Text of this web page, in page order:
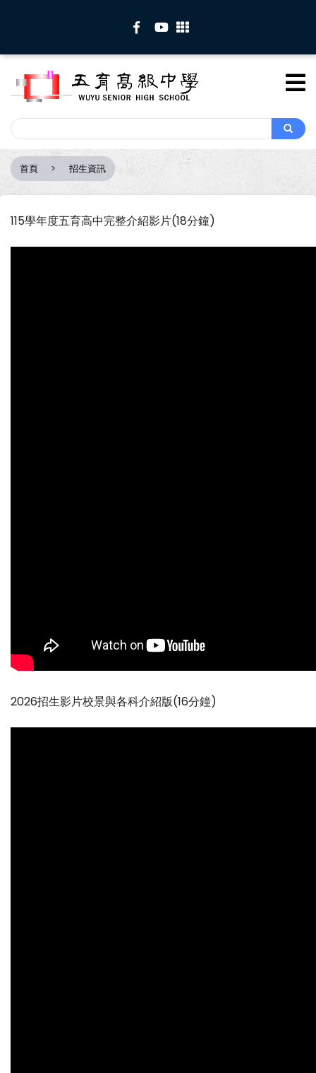
內
Search
Search
導
航
結
首頁 招生資訊
115學年度五育高中完整介紹影片(18分鐘)
2026招生影片校景與各科介紹版(16分鐘)